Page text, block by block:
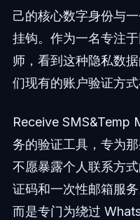
己的核心数字身份与
挂钩。作为一名专注
师，看到这种隐私数
们现有的账户验证方式
Receive SMS&Temp
务的验证工具，专为
不愿暴露个人联系方
证码和一次性邮箱服
而是专门为绕过